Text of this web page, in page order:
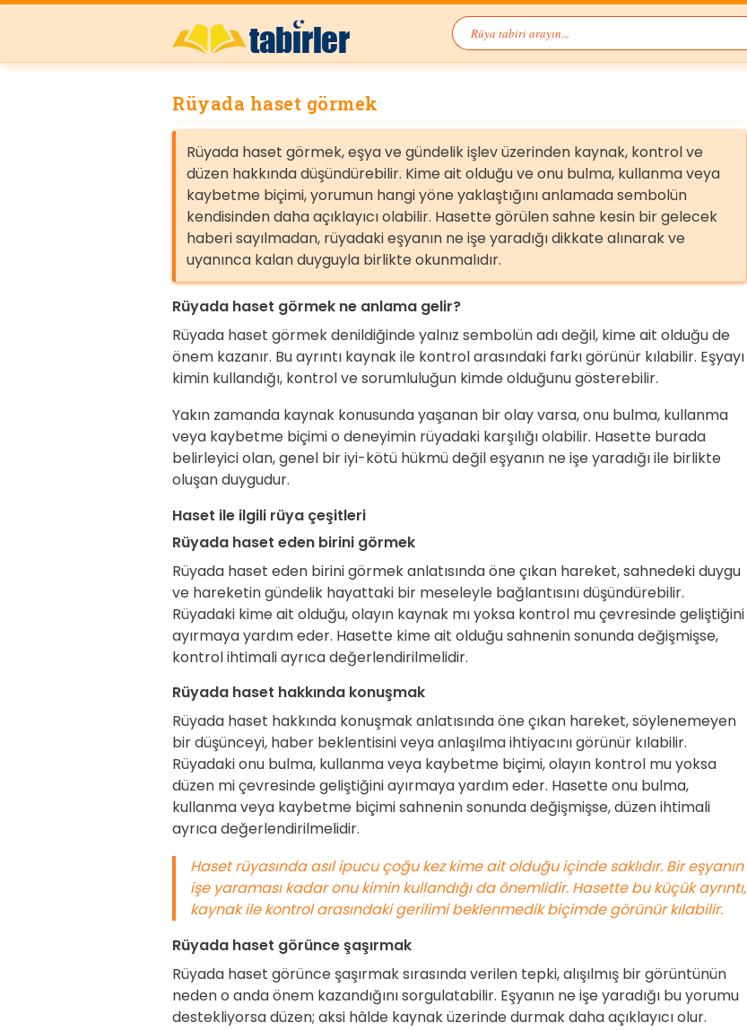
Rüyada haset görmek
Rüyada haset görmek, eşya ve gündelik işlev üzerinden kaynak, kontrol ve
düzen hakkında düşündürebilir. Kime ait olduğu ve onu bulma, kullanma veya
kaybetme biçimi, yorumun hangi yöne yaklaştığını anlamada sembolün
kendisinden daha açıklayıcı olabilir. Hasette görülen sahne kesin bir gelecek
haberi sayılmadan, rüyadaki eşyanın ne işe yaradığı dikkate alınarak ve
uyanınca kalan duyguyla birlikte okunmalıdır.
Rüyada haset görmek ne anlama gelir?
Rüyada haset görmek denildiğinde yalnız sembolün adı değil, kime ait olduğu de
önem kazanır. Bu ayrıntı kaynak ile kontrol arasındaki farkı görünür kılabilir. Eşyayı
kimin kullandığı, kontrol ve sorumluluğun kimde olduğunu gösterebilir.
Yakın zamanda kaynak konusunda yaşanan bir olay varsa, onu bulma, kullanma
veya kaybetme biçimi o deneyimin rüyadaki karşılığı olabilir. Hasette burada
belirleyici olan, genel bir iyi-kötü hükmü değil eşyanın ne işe yaradığı ile birlikte
oluşan duygudur.
Haset ile ilgili rüya çeşitleri
Rüyada haset eden birini görmek
Rüyada haset eden birini görmek anlatısında öne çıkan hareket, sahnedeki duygu
ve hareketin gündelik hayattaki bir meseleyle bağlantısını düşündürebilir.
Rüyadaki kime ait olduğu, olayın kaynak mı yoksa kontrol mu çevresinde geliştiğini
ayırmaya yardım eder. Hasette kime ait olduğu sahnenin sonunda değişmişse,
kontrol ihtimali ayrıca değerlendirilmelidir.
Rüyada haset hakkında konuşmak
Rüyada haset hakkında konuşmak anlatısında öne çıkan hareket, söylenemeyen
bir düşünceyi, haber beklentisini veya anlaşılma ihtiyacını görünür kılabilir.
Rüyadaki onu bulma, kullanma veya kaybetme biçimi, olayın kontrol mu yoksa
düzen mi çevresinde geliştiğini ayırmaya yardım eder. Hasette onu bulma,
kullanma veya kaybetme biçimi sahnenin sonunda değişmişse, düzen ihtimali
ayrıca değerlendirilmelidir.
Haset rüyasında asıl ipucu çoğu kez kime ait olduğu içinde saklıdır. Bir eşyanın
işe yaraması kadar onu kimin kullandığı da önemlidir. Hasette bu küçük ayrıntı,
kaynak ile kontrol arasındaki gerilimi beklenmedik biçimde görünür kılabilir.
Rüyada haset görünce şaşırmak
Rüyada haset görünce şaşırmak sırasında verilen tepki, alışılmış bir görüntünün
neden o anda önem kazandığını sorgulatabilir. Eşyanın ne işe yaradığı bu yorumu
destekliyorsa düzen; aksi hâlde kaynak üzerinde durmak daha açıklayıcı olur.